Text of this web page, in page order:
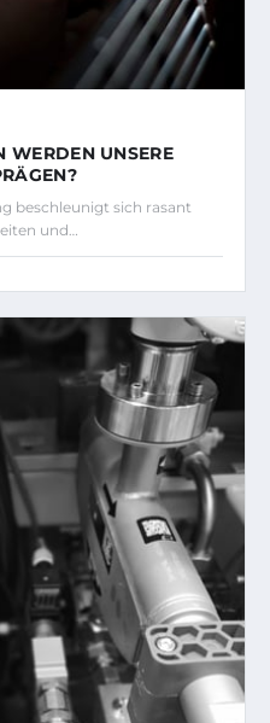
WERDEN UNSERE
beschleunigt sich rasant
und…